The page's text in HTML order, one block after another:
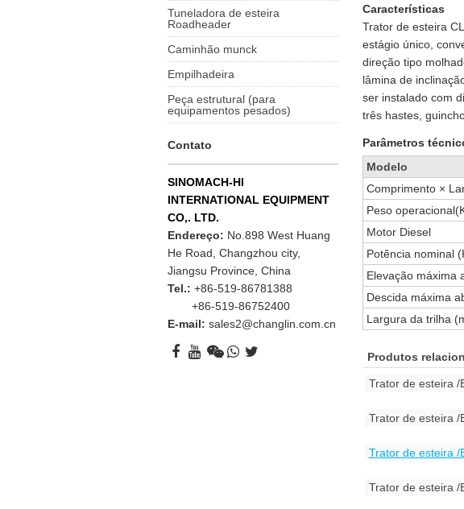
Características
Trator de esteira
estágio único,
direção tipo
lâmina de
ser instalado com
três hastes,
Parâmetros
Modelo
Comprimento ×
Peso
Motor Diesel
Potência nominal
Elevação máxima
Descida máxima
Largura da trilha
Produtos
Trator de esteira /
Trator de esteira /
Trator de esteira /
Trator de esteira /
Tuneladora de esteira
Roadheader
Caminhão munck
Empilhadeira
Peça estrutural (para
equipamentos pesados)
Contato
SINOMACH-HI
INTERNATIONAL EQUIPMENT
CO,. LTD.
Endereço: No.898 West Huang
He Road, Changzhou city,
Jiangsu Province, China
Tel.: +86-519-86781388
+86-519-86752400
E-mail:sales2@changlin.com.cn